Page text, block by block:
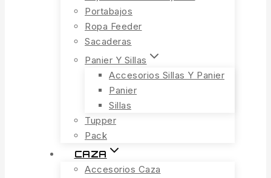
Portabajos
Ropa Feeder
Sacaderas
Panier Y Sillas
Accesorios Sillas Y Panier
Panier
Sillas
Tupper
Pack
CAZA
Accesorios Caza